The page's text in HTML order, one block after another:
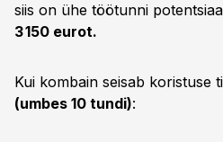
siis on ühe töötunni
3 150 eurot.
Kui kombain seisab koristuse
(umbes 10 tundi):